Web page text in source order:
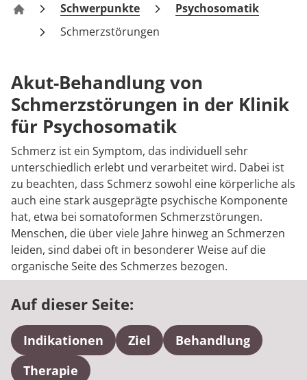
Blog
Zentrum für Verhaltensmedizin Bad Pyrmont –
Schwerpunkte
Psychosomatik
Schmerzstörungen
Akut-Behandlung von
Schmerzstörungen in der Klinik
für Psychosomatik
Schmerz ist ein Symptom, das individuell sehr
unterschiedlich erlebt und verarbeitet wird. Dabei ist
zu beachten, dass Schmerz sowohl eine körperliche als
auch eine stark ausgeprägte psychische Komponente
hat, etwa bei somatoformen Schmerzstörungen.
Menschen, die über viele Jahre hinweg an Schmerzen
leiden, sind dabei oft in besonderer Weise auf die
organische Seite des Schmerzes bezogen.
Auf dieser Seite:
Indikationen Ziel
Behandlung
Therapie